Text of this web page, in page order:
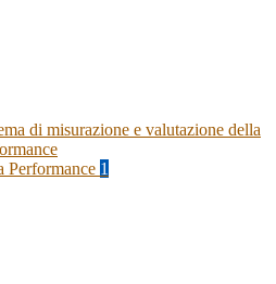
di misurazione e valutazione della
Performance 1